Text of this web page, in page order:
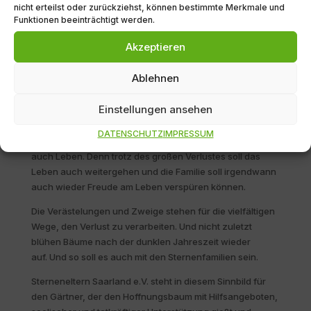
nicht erteilst oder zurückziehst, können bestimmte Merkmale und
Funktionen beeinträchtigt werden.
Akzeptieren
Ablehnen
Einstellungen ansehen
DATENSCHUTZIMPRESSUM
Warum „Hoffnungsbaum?“
Der Baum steht in unserem Sinnbild für die Familie. Die
Selbsthillfe – denn offen über die Trauer in der Familie
Außerdem symbolisiert der Baum auf der anderen Seite
auch Leben. Denn trotz des großen Verlustes soll das
Leben auch weitergehen und die Familie soll irgendwann
auch wieder Freude am Leben verspüren können.
Die Verästelungen und Zweige stehen für die vielfältigen
Wege, den Verlust zu verarbeiten. Und nicht zuletzt
blühen Bäume nach der dunklen Jahreszeit wieder
auf. Und so soll es auch mit den Sternenfamilien sein.
Sterneneltern Saarland e.V. steht in diesem Sinnbild für
den Gärtner, der den Hoffnungsbaum mit Hilfsangeboten,